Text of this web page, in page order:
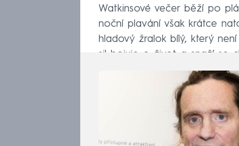
Watkinsové večer běží po
noční plavání však krátce
hladový žralok bílý, který
sil bojuje o život a snaží se